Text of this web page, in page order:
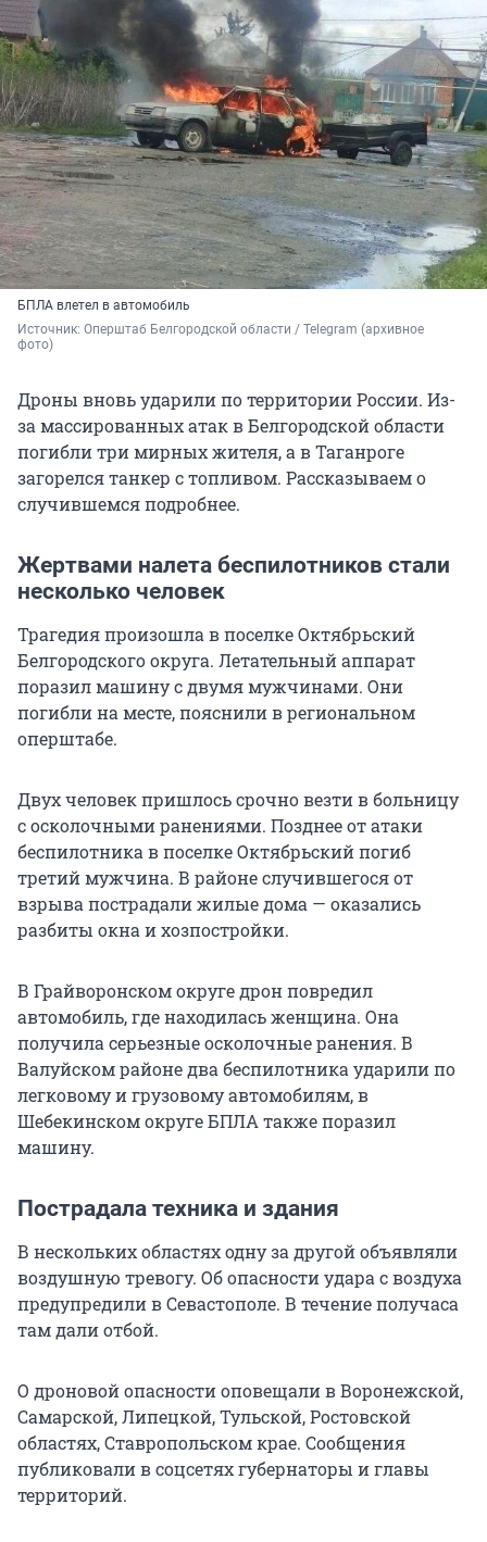
БПЛА влетел в автомобиль
Источник: Оперштаб Белгородской области / Telegram (архивное
фото)
Дроны вновь ударили по территории России. Из-
за массированных атак в Белгородской области
погибли три мирных жителя, а в Таганроге
загорелся танкер с топливом. Рассказываем о
случившемся подробнее.
Жертвами налета беспилотников стали
несколько человек
Трагедия произошла в поселке Октябрьский
Белгородского округа. Летательный аппарат
поразил машину с двумя мужчинами. Они
погибли на месте, пояснили в региональном
оперштабе.
Двух человек пришлось срочно везти в больницу
с осколочными ранениями. Позднее от атаки
беспилотника в поселке Октябрьский погиб
третий мужчина. В районе случившегося от
взрыва пострадали жилые дома — оказались
разбиты окна и хозпостройки.
В Грайворонском округе дрон повредил
автомобиль, где находилась женщина. Она
получила серьезные осколочные ранения. В
Валуйском районе два беспилотника ударили по
легковому и грузовому автомобилям, в
Шебекинском округе БПЛА также поразил
машину.
Пострадала техника и здания
В нескольких областях одну за другой объявляли
воздушную тревогу. Об опасности удара с воздуха
предупредили в Севастополе. В течение получаса
там дали отбой.
О дроновой опасности оповещали в Воронежской,
Самарской, Липецкой, Тульской, Ростовской
областях, Ставропольском крае. Сообщения
публиковали в соцсетях губернаторы и главы
территорий.